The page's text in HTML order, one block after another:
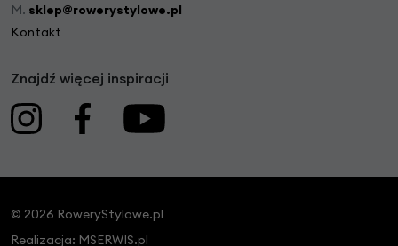
M. sklep@rowerystylowe.pl
Kontakt
Znajdź więcej inspiracji
© 2026 RoweryStylowe.pl
Realizacja: MSERWIS.pl